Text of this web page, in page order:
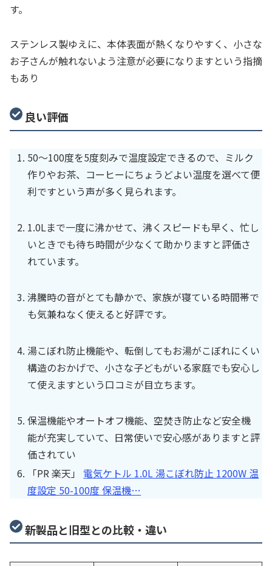
す。
ステンレス製ゆえに、本体表面が熱くなりやすく、小さな
お子さんが触れないよう注意が必要になりますという指摘
もあり
良い評価
50〜100度を5度刻みで温度設定できるので、ミルク
作りやお茶、コーヒーにちょうどよい温度を選べて便
利ですという声が多く見られます。
1.0Lまで一度に沸かせて、沸くスピードも早く、忙し
いときでも待ち時間が少なくて助かりますと評価さ
れています。
沸騰時の音がとても静かで、家族が寝ている時間帯で
も気兼ねなく使えると好評です。
湯こぼれ防止機能や、転倒してもお湯がこぼれにくい
構造のおかげで、小さな子どもがいる家庭でも安心し
て使えますという口コミが目立ちます。
保温機能やオートオフ機能、空焚き防止など安全機
能が充実していて、日常使いで安心感がありますと評
価されてい
「PR 楽天」 電気ケトル 1.0L 湯こぼれ防止 1200W 温
度設定 50-100度 保温機…
新製品と旧型との比較・違い